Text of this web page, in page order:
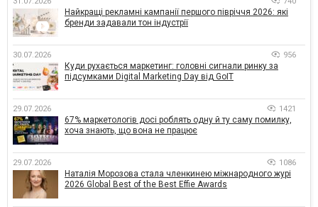
Найкращі рекламні кампанії першого півріччя 2026: які
бренди задавали тон індустрії
30.07.2026 956
Куди рухається маркетинг: головні сигнали ринку за
підсумками Digital Marketing Day від GoIT
29.07.2026 1421
67% маркетологів досі роблять одну й ту саму помилку,
хоча знають, що вона не працює
29.07.2026 1086
Наталія Морозова стала членкинею міжнародного журі
2026 Global Best of the Best Effie Awards